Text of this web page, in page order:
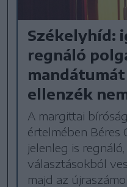
Székelyhíd:
regnáló
ellenzék
A margittai
értelmében Béres
jelenleg is
választásokból
majd az